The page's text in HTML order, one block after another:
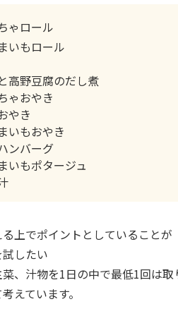
ゃロール
いもロール
高野豆腐のだし煮
ゃおやき
やき
いもおやき
ンバーグ
いもポタージュ
上でポイントとしていることが
したい
、汁物を1日の中で最低1回は取
えています。